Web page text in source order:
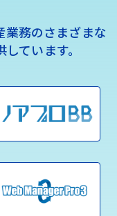
業務のさまざまな
ています。